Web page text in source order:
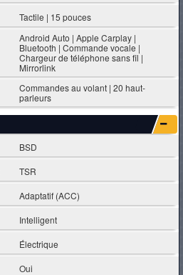
Tactile | 15 pouces
Android Auto | Apple Carplay |
Bluetooth | Commande vocale |
Chargeur de téléphone sans fil |
Mirrorlink
Commandes au volant | 20 haut-
parleurs
BSD
TSR
Adaptatif (ACC)
Intelligent
Électrique
Oui